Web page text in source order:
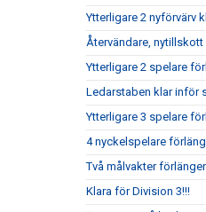
Ytterligare 2 nyförvärv
Återvändare,
Ytterligare 2 spelare
Ledarstaben klar inför
Ytterligare 3 spelare
4 nyckelspelare
Två målvakter
Klara för Division 3!!!